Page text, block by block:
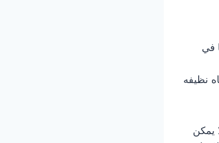
في
نظيفه
يمكن